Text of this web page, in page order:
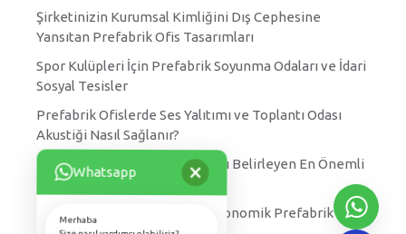
Şirketinizin Kurumsal Kimliğini Dış Cephesine
Yansıtan Prefabrik Ofis Tasarımları
Spor Kulüpleri İçin Prefabrik Soyunma Odaları ve İdari
Sosyal Tesisler
Prefabrik Ofislerde Ses Yalıtımı ve Toplantı Odası
Akustiği Nasıl Sağlanır?
Prefabrik Yatakhane Fiyatlarını Belirleyen En Önemli
Faktörler Nelerdir?
Kırsal Kesimler için Hızlı ve Ekonomik Prefabrik Köy
Whatsapp ×
Merhaba